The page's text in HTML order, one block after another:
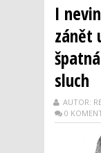
I
zánět
sluch
AUTOR:
0